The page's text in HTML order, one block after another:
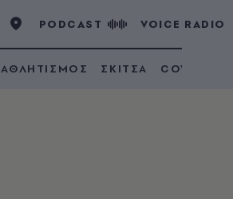
PODCAST VOICE RADIO
ΑΘΛΗΤΙΣΜΟΣ ΣΚΙΤΣΑ COVID 19